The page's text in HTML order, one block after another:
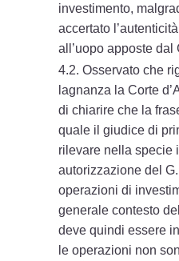
investimento,
accertato
all’uopo apposte dal
4.2. Osservato che
lagnanza la Corte
di chiarire che la
quale il giudice di
rilevare nella specie
autorizzazione del
operazioni di
generale contesto
deve quindi essere
le operazioni non